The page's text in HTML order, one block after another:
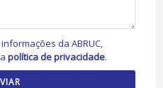
da ABRUC,
política de privacidade.